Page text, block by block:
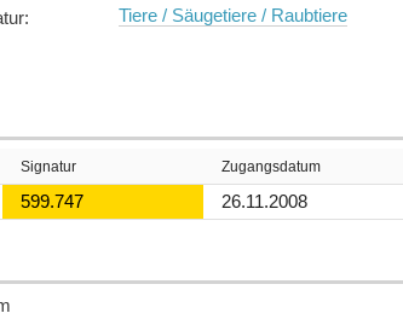
: Tiere / Säugetiere / Raubtiere
Signatur Zugangsdatum
599.747 26.11.2008